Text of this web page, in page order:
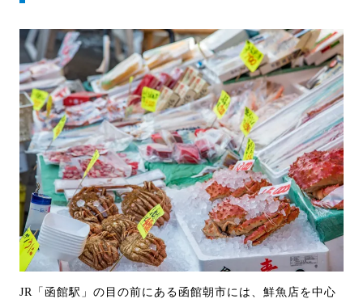
JR「函館駅」の目の前にある函館朝市には、鮮魚店を中心